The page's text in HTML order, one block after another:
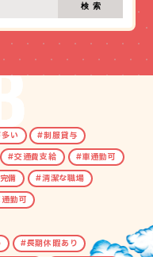
検索
い
制服貸与
交通費支給
車通勤可
備
清潔な職場
勤可
長期休暇あり